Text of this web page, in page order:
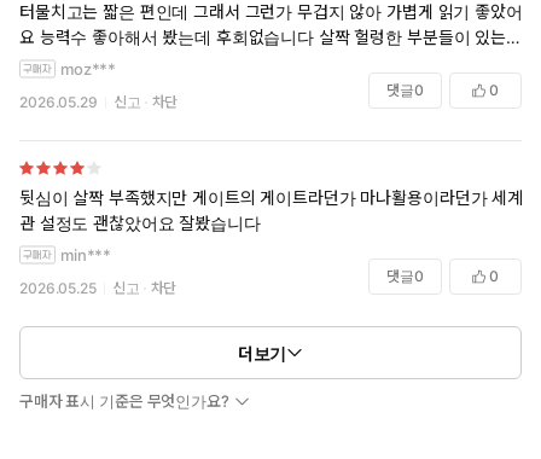
터물치고는 짧은 편인데 그래서 그런가 무겁지 않아 가볍게 읽기 좋았어
요 능력수 좋아해서 봤는데 후회없습니다 살짝 헐렁한 부분들이 있는데
전 거슬릴 정도도 아니고 애초에 대작까지의 기대를 하지 않아서 그런가
moz***
2026.05.29 신고 차단
댓글0 0
뒷심이 살짝 부족했지만 게이트의 게이트라던가 마나활용이라던가 세계
관 설정도 괜찮았어요 잘봤습니다
min***
2026.05.25 신고 차단
댓글0 0
더보기
구매자 표시 기준은 무엇인가요?